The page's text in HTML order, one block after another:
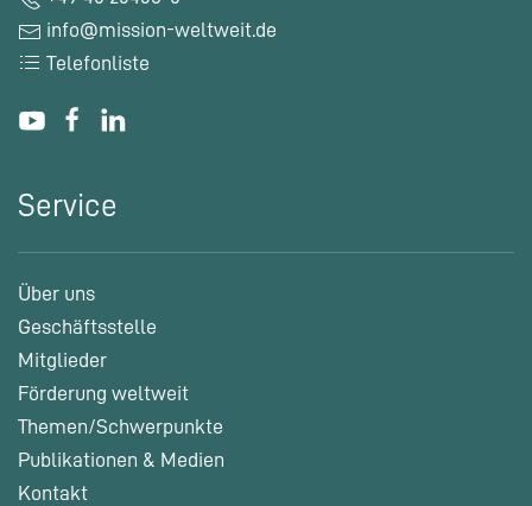
info@mission-weltweit.de
Telefonliste
Service
Über uns
Geschäftsstelle
Mitglieder
Förderung weltweit
Themen/Schwerpunkte
Publikationen & Medien
Kontakt